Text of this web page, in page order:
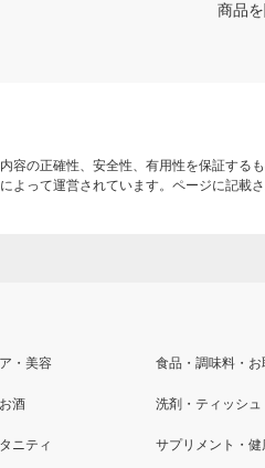
商品
の正確性、安全性、有用性を保証するも
って運営されています。ページに記載
・美容 食品・調味料・お
酒 洗剤・ティッシュ
ニティ サプリメント・健